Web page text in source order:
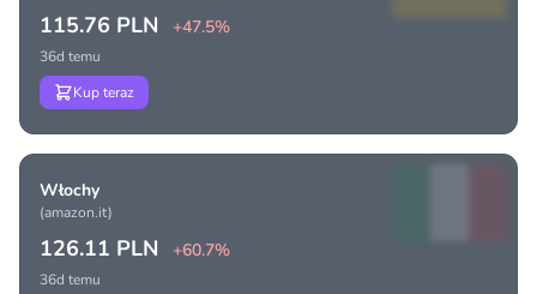
115.76 PLN +47.5%
36d temu
Kup teraz
Włochy
(amazon.it)
126.11 PLN +60.7%
36d temu